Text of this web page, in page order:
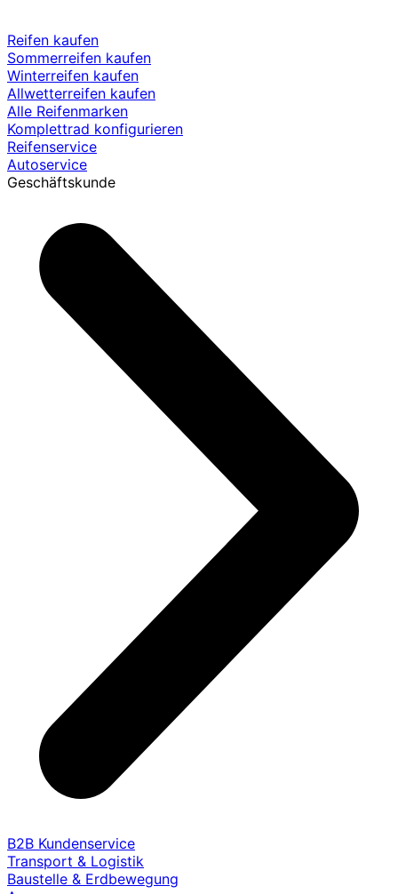
Reifen kaufen
Sommerreifen kaufen
Winterreifen kaufen
Allwetterreifen kaufen
Alle Reifenmarken
Komplettrad konfigurieren
Reifenservice
Autoservice
Geschäftskunde
B2B Kundenservice
Transport & Logistik
Baustelle & Erdbewegung